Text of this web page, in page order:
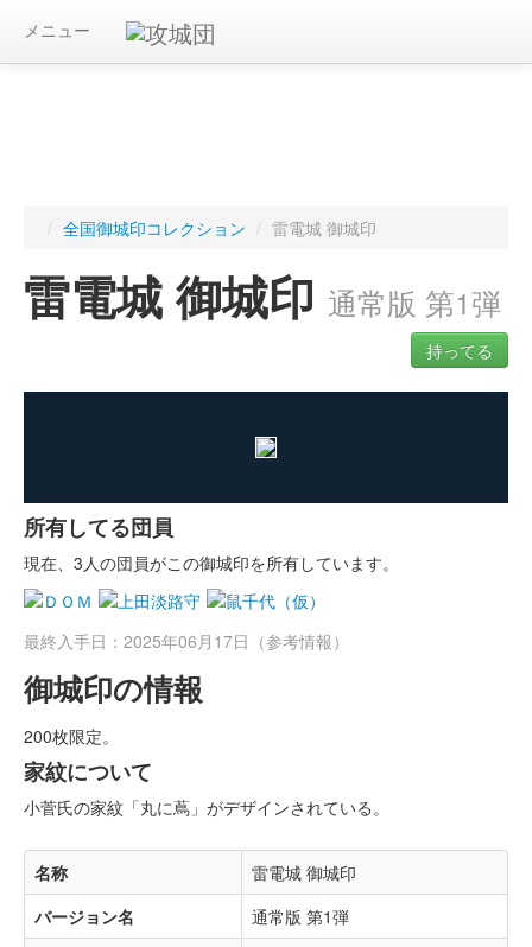
メニュー
/ 全国御城印コレクション / 雷電城 御城印
雷電城 御城印 通常版 第1弾
持ってる
所有してる団員
現在、3人の団員がこの御城印を所有しています。
最終入手日：2025年06月17日（参考情報）
御城印の情報
200枚限定。
家紋について
小菅氏の家紋「丸に蔦」がデザインされている。
名称
雷電城 御城印
バージョン名
通常版 第1弾